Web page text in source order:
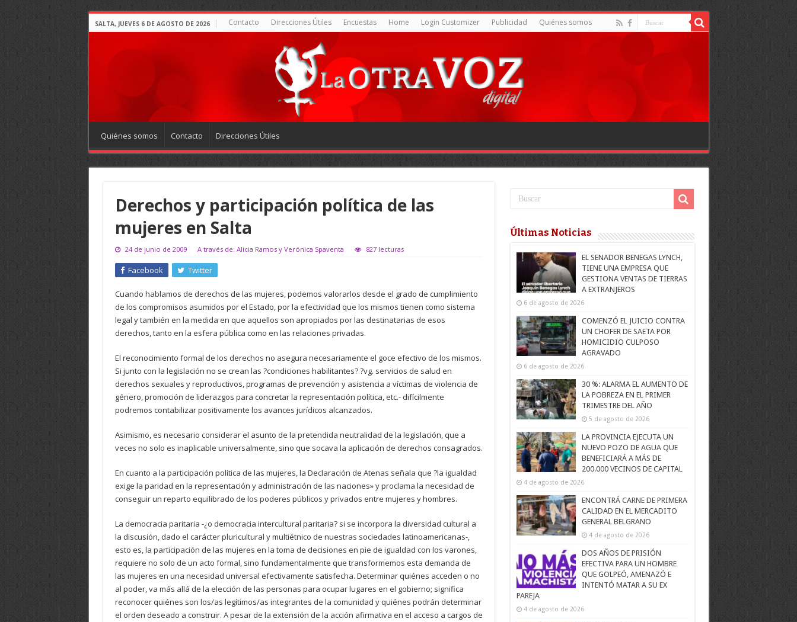
SALTA, JUEVES 6 DE AGOSTO DE 2026 Contacto Direcciones Útiles Encuestas Home Login Customizer Publicidad Quiénes somos
Quiénes somos Contacto Direcciones Útiles
Derechos y participación política de las
mujeres en Salta
24 de junio de 2009 A través de: Alicia Ramos y Verónica Spaventa 827 lecturas
Facebook Twitter
Cuando hablamos de derechos de las mujeres, podemos valorarlos desde el grado de cumplimiento
de los compromisos asumidos por el Estado, por la efectividad que los mismos tienen como sistema
legal y también en la medida en que aquellos son apropiados por las destinatarias de esos
derechos, tanto en la esfera pública como en las relaciones privadas.
El reconocimiento formal de los derechos no asegura necesariamente el goce efectivo de los mismos.
Si junto con la legislación no se crean las ?condiciones habilitantes? ?vg. servicios de salud en
derechos sexuales y reproductivos, programas de prevención y asistencia a víctimas de violencia de
género, promoción de liderazgos para concretar la representación política, etc.- difícilmente
podremos contabilizar positivamente los avances jurídicos alcanzados.
Asimismo, es necesario considerar el asunto de la pretendida neutralidad de la legislación, que a
veces no solo es inaplicable universalmente, sino que socava la aplicación de derechos consagrados.
En cuanto a la participación política de las mujeres, la Declaración de Atenas señala que ?la igualdad
exige la paridad en la representación y administración de las naciones» y proclama la necesidad de
conseguir un reparto equilibrado de los poderes públicos y privados entre mujeres y hombres.
La democracia paritaria -¿o democracia intercultural paritaria? si se incorpora la diversidad cultural a
la discusión, dado el carácter pluricultural y multiétnico de nuestras sociedades latinoamericanas-,
esto es, la participación de las mujeres en la toma de decisiones en pie de igualdad con los varones,
requiere no solo de un acto formal, sino fundamentalmente que transformemos esta demanda de
las mujeres en una necesidad universal efectivamente satisfecha. Determinar quiénes acceden o no
al poder, va más allá de la elección de las personas para ocupar lugares en el gobierno; significa
reconocer quiénes son los/as legítimos/as integrantes de la comunidad y quiénes podrán determinar
el orden deseado a construir. A pesar de la extensión de la acción afirmativa en el acceso a cargos de
Últimas Noticias
EL SENADOR BENEGAS LYNCH,
TIENE UNA EMPRESA QUE
GESTIONA VENTAS DE TIERRAS
A EXTRANJEROS
6 de agosto de 2026
COMENZÓ EL JUICIO CONTRA
UN CHOFER DE SAETA POR
HOMICIDIO CULPOSO
AGRAVADO
6 de agosto de 2026
30 %: ALARMA EL AUMENTO DE
LA POBREZA EN EL PRIMER
TRIMESTRE DEL AÑO
5 de agosto de 2026
LA PROVINCIA EJECUTA UN
NUEVO POZO DE AGUA QUE
BENEFICIARÁ A MÁS DE
200.000 VECINOS DE CAPITAL
4 de agosto de 2026
ENCONTRÁ CARNE DE PRIMERA
CALIDAD EN EL MERCADITO
GENERAL BELGRANO
4 de agosto de 2026
DOS AÑOS DE PRISIÓN
EFECTIVA PARA UN HOMBRE
QUE GOLPEÓ, AMENAZÓ E
INTENTÓ MATAR A SU EX
PAREJA
4 de agosto de 2026